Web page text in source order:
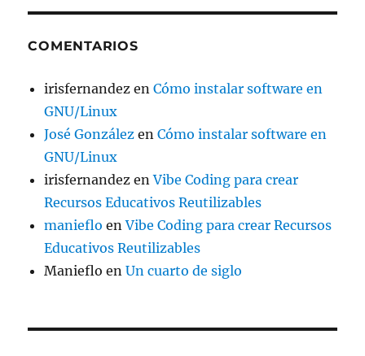
COMENTARIOS
irisfernandez enCómo instalar software en
GNU/Linux
José González enCómo instalar software en
GNU/Linux
irisfernandez enVibe Coding para crear
Recursos Educativos Reutilizables
manieflo enVibe Coding para crear Recursos
Educativos Reutilizables
Manieflo enUn cuarto de siglo